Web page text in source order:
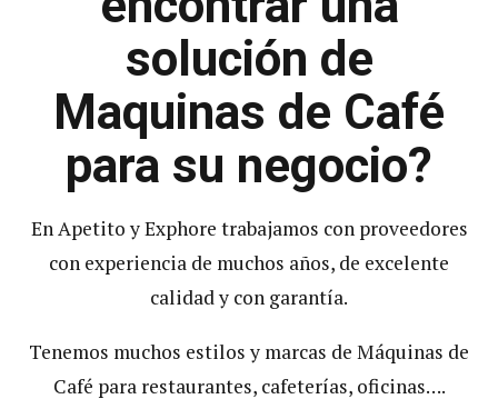
solución de
Maquinas de Café
para su negocio?
En Apetito y Exphore trabajamos con proveedores
con experiencia de muchos años, de excelente
calidad y con garantía.
Tenemos muchos estilos y marcas de Máquinas de
Café para restaurantes, cafeterías, oficinas….